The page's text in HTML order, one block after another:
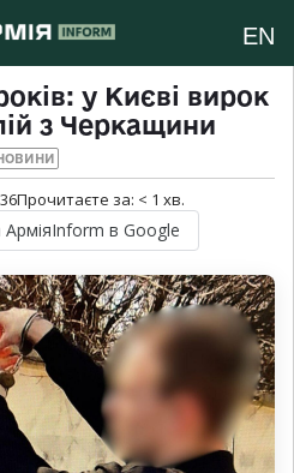
EN
у Києві вирок
з Черкащини
Прочитаєте за: < 1 хв.
АрміяInform в Google